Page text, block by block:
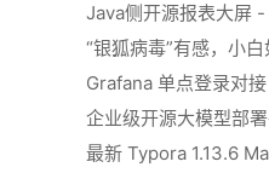
Grafana 单点登录对
企业级开源大模型部
最新 Typora 1.13.6